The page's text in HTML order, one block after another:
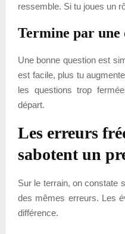
ressemble. Si tu joues un
Termine par
Une bonne question est
est facile, plus tu
les questions trop
départ.
Les erreurs
sabotent un
Sur le terrain, on constate
des mêmes erreurs. Les
différence.